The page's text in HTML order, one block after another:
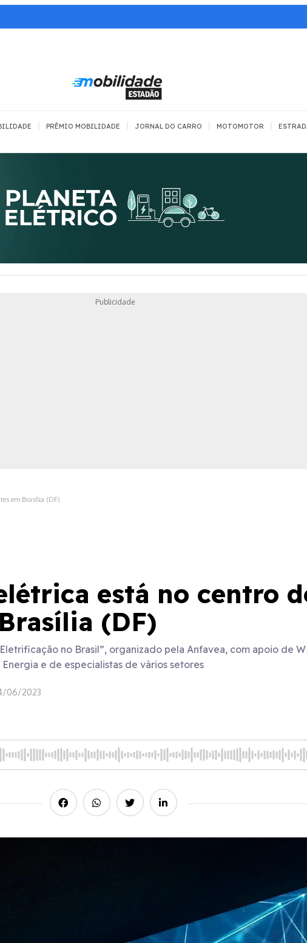
Todos
Trânsito
Dia a dia
Empreender
PRÊMIO MOBILIDADE JORNAL DO CARRO MOTOMOTOR
Publicidade
em Brasília (DF)
está no centro
(DF)
no Brasil”, organizado pela Anfavea, com apoio de
e de especialistas de vários setores
06/2023